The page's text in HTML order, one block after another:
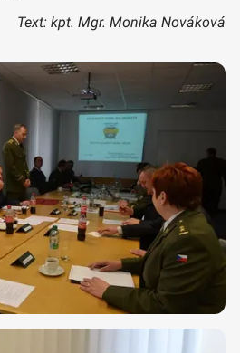
Text: kpt. Mgr. Monika Nováková